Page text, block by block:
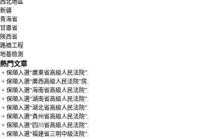
西北地區
新疆
青海省
甘肅省
陜西省
路橋工程
地基檢測
熱門文章
+ 保順入選“廣東省高級人民法院”.
+ 保順入選“廣西高級人民法院”房.
+ 保順入選“海南省高級人民法院”.
+ 保順入選“湖南省高級人民法院”.
+ 保順入選“湖北省高級人民法院”.
+ 保順入選“貴州省高級人民法院”.
+ 保順入選“四川省高級人民法院”.
+ 保順入選“福建省三明中級法院”.